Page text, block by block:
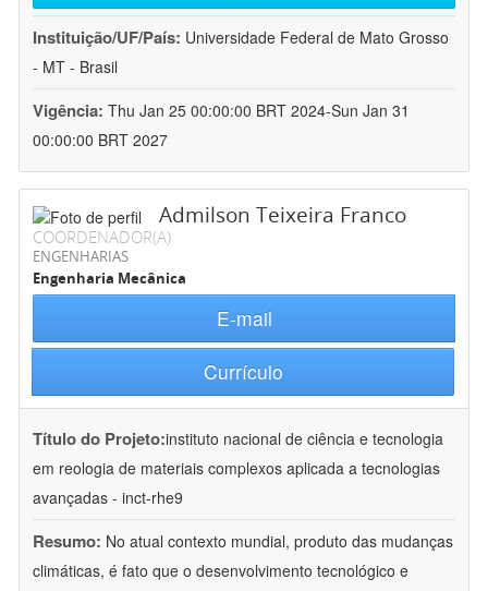
Instituição/UF/País: Universidade Federal de Mato Grosso
- MT - Brasil
Vigência: Thu Jan 25 00:00:00 BRT 2024-Sun Jan 31
00:00:00 BRT 2027
Admilson Teixeira Franco
COORDENADOR(A)
ENGENHARIAS
Engenharia Mecânica
E-mail
Currículo
Título do Projeto:instituto nacional de ciência e tecnologia
em reologia de materiais complexos aplicada a tecnologias
avançadas - inct-rhe9
Resumo: No atual contexto mundial, produto das mudanças
climáticas, é fato que o desenvolvimento tecnológico e